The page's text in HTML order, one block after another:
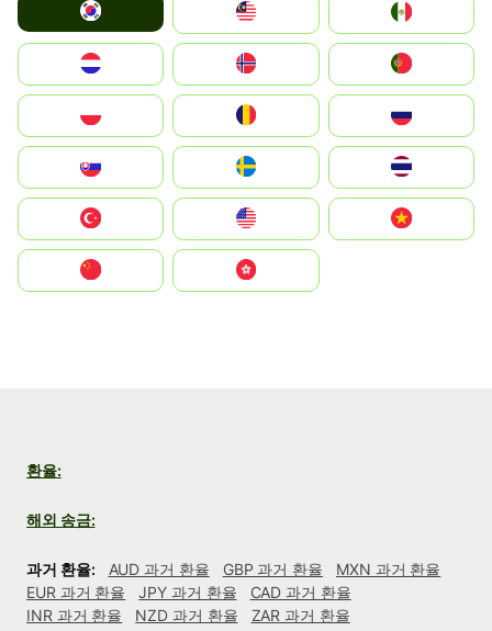
South Korea
United States
中國香港特別行政區
환율:
해외 송금:
과거 환율: AUD 과거 환율 GBP 과거 환율
MXN 과거 환율
EUR 과거 환율
JPY 과거 환율
CAD 과거 환율
INR 과거 환율
NZD 과거 환율
ZAR 과거 환율